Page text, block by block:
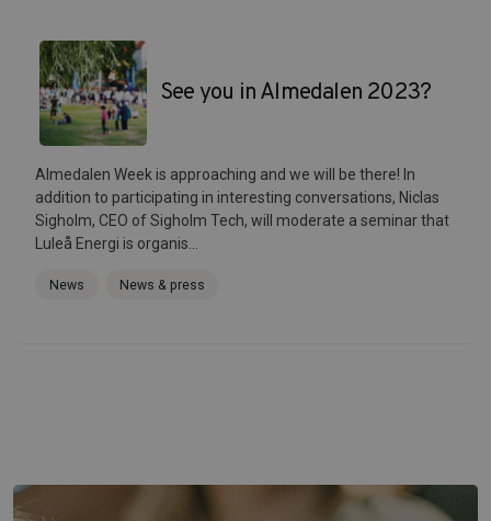
See you in Almedalen 2023?
Almedalen Week is approaching and we will be there! In
addition to participating in interesting conversations, Niclas
Sigholm, CEO of Sigholm Tech, will moderate a seminar that
Luleå Energi is organis...
News News & press